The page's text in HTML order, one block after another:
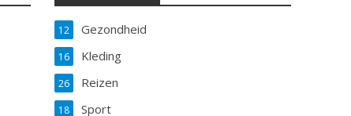
Gezondheid
12
Kleding
16
Reizen
26
Sport
18